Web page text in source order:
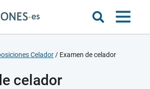
Celador / Examen de celador
celador